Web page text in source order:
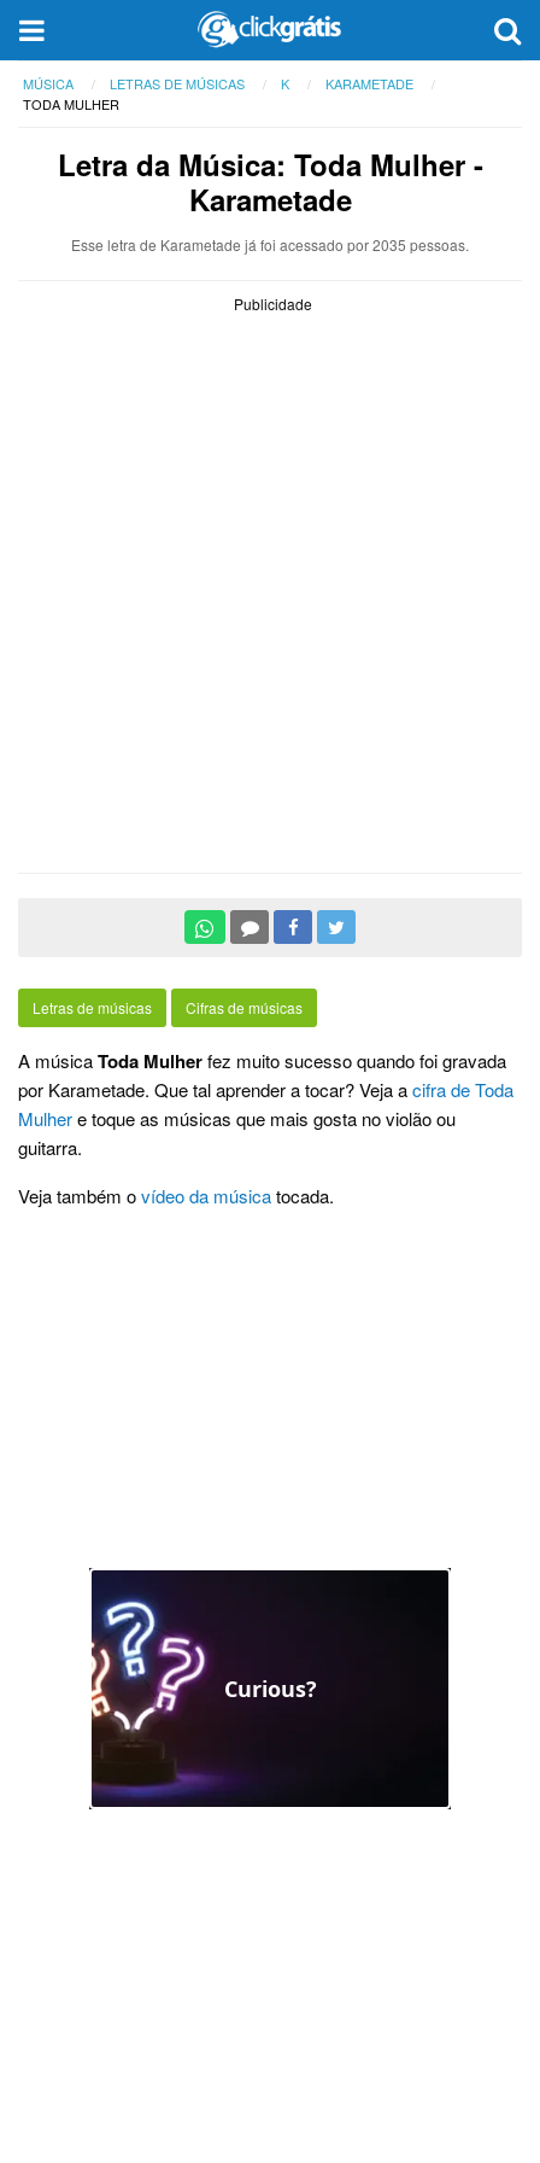
MÚSICA LETRAS DE MÚSICAS K
KARAMETADE
TODA MULHER
Letra da Música: Toda Mulher -
Karametade
Esse letra de Karametade já foi acessado por 2035 pessoas.
Publicidade
Letras de músicas Cifras de músicas
A músicaToda Mulherfez muito sucesso quando foi gravada
por Karametade. Que tal aprender a tocar? Veja acifra de Toda
Mulhere toque as músicas que mais gosta no violão ou
guitarra.
Veja também ovídeo da músicatocada.